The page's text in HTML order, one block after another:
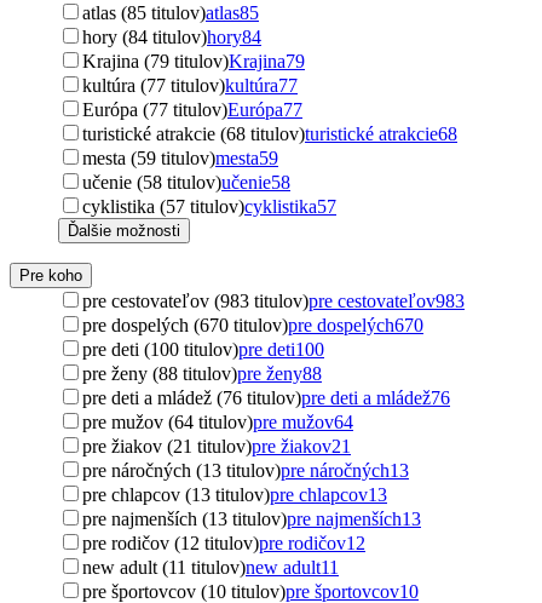
atlas (85 titulov)atlas85
hory (84 titulov)hory84
Krajina (79 titulov)Krajina79
kultúra (77 titulov)kultúra77
Európa (77 titulov)Európa77
turistické atrakcie (68 titulov)turistické atrakcie68
mesta (59 titulov)mesta59
učenie (58 titulov)učenie58
cyklistika (57 titulov)cyklistika57
Ďalšie možnosti
Pre koho
pre cestovateľov (983 titulov)pre cestovateľov983
pre dospelých (670 titulov)pre dospelých670
pre deti (100 titulov)pre deti100
pre ženy (88 titulov)pre ženy88
pre deti a mládež (76 titulov)pre deti a mládež76
pre mužov (64 titulov)pre mužov64
pre žiakov (21 titulov)pre žiakov21
pre náročných (13 titulov)pre náročných13
pre chlapcov (13 titulov)pre chlapcov13
pre najmenších (13 titulov)pre najmenších13
pre rodičov (12 titulov)pre rodičov12
new adult (11 titulov)new adult11
pre športovcov (10 titulov)pre športovcov10